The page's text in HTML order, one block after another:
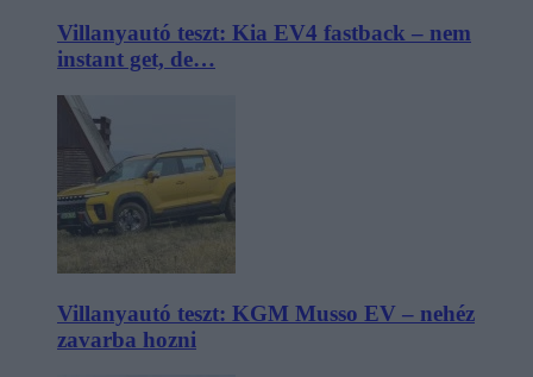
Villanyautó teszt: Kia EV4 fastback – nem
instant get, de…
Villanyautó teszt: KGM Musso EV – nehéz
zavarba hozni